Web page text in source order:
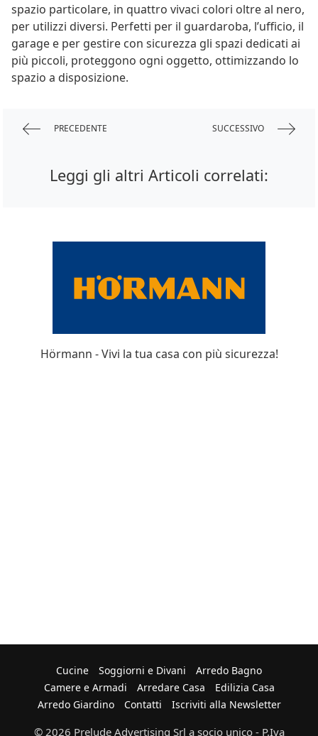
spazio particolare, in quattro vivaci colori oltre al nero,
per utilizzi diversi. Perfetti per il guardaroba, l’ufficio, il
garage e per gestire con sicurezza gli spazi dedicati ai
più piccoli, proteggono ogni oggetto, ottimizzando lo
spazio a disposizione.
PRECEDENTE SUCCESSIVO
Leggi gli altri Articoli correlati:
Hörmann - Vivi la tua casa con più sicurezza!
Cucine Soggiorni e Divani
Arredo Bagno
Camere e Armadi
Arredare Casa
Edilizia Casa
Arredo Giardino
Contatti Iscriviti alla Newsletter
© 2026 Prelude Advertising Srl a socio unico - P.Iva